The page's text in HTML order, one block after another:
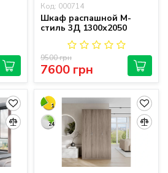
Код: 000714
Шкаф распашной М-
стиль 3Д 1300х2050
7600 грн
9500 грн
1
24